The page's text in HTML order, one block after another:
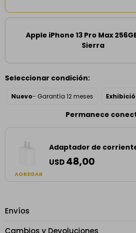
Apple iPhone 13 Pro Max
Sierra
Seleccionar condición:
Nuevo- Garantía 12 meses
Permanece
AGREGAR
Adaptador de
USD48,00
Envíos
Cambios y Devoluciones